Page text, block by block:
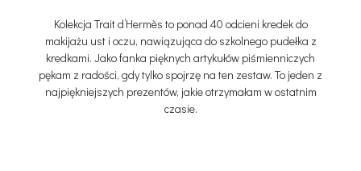
Kolekcja Trait d’Hermès to ponad 40 odcieni kredek do
makijażu ust i oczu, nawiązująca do szkolnego pudełka z
kredkami. Jako fanka pięknych artykułów piśmienniczych
pękam z radości, gdy tylko spojrzę na ten zestaw. To jeden z
najpiękniejszych prezentów, jakie otrzymałam w ostatnim
czasie.